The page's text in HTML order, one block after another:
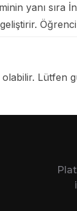
yanı sıra
Lütfen